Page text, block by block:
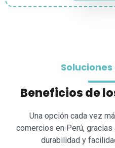
Beneficios de
Una opción cada vez
comercios en Perú,
durabilidad y